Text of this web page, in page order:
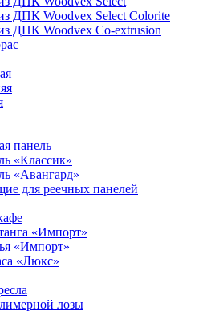
ДПК Woodvex Select Colorite
ДПК Woodvex Co-extrusion
панель
«Классик»
«Авангард»
для реечных панелей
«Импорт»
«Импорт»
«Люкс»
лозы